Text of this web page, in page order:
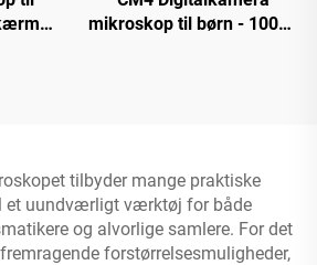
mikroskop til børn - 1000X
tilbyder mange praktiske
et uundværligt værktøj for både
og alvorlige samlere. For det
forstørrelsesmuligheder,